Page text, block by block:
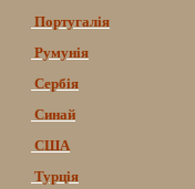
Португалія
Румунія
Сербія
Синай
США
Турція